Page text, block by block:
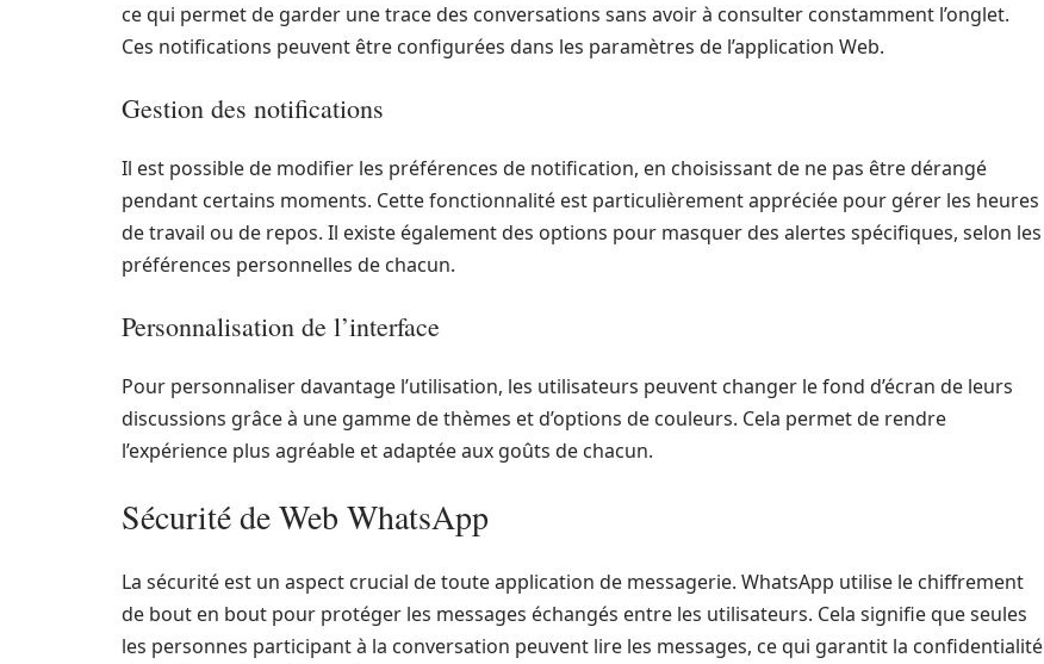
ce qui permet de garder une trace des conversations sans avoir à consulter constamment l’onglet.
Ces notifications peuvent être configurées dans les paramètres de l’application Web.
Gestion des notifications
Il est possible de modifier les préférences de notification, en choisissant de ne pas être dérangé
pendant certains moments. Cette fonctionnalité est particulièrement appréciée pour gérer les heures
de travail ou de repos. Il existe également des options pour masquer des alertes spécifiques, selon les
préférences personnelles de chacun.
Personnalisation de l’interface
Pour personnaliser davantage l’utilisation, les utilisateurs peuvent changer le fond d’écran de leurs
discussions grâce à une gamme de thèmes et d’options de couleurs. Cela permet de rendre
l’expérience plus agréable et adaptée aux goûts de chacun.
Sécurité de Web WhatsApp
La sécurité est un aspect crucial de toute application de messagerie. WhatsApp utilise le chiffrement
de bout en bout pour protéger les messages échangés entre les utilisateurs. Cela signifie que seules
les personnes participant à la conversation peuvent lire les messages, ce qui garantit la confidentialité